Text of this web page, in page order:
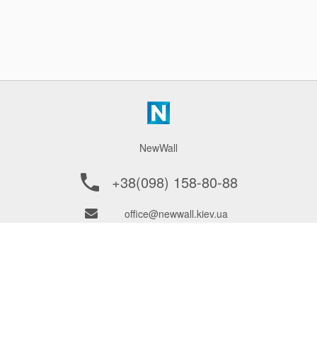
NewWall
+38(098) 158-80-88
office@newwall.kiev.ua